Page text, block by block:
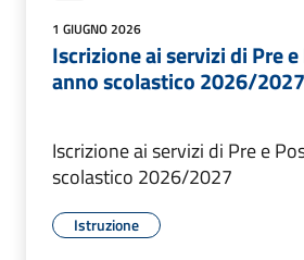
1 GIUGNO 2026
Iscrizione ai servizi di Pre
anno scolastico 2026/2027
Iscrizione ai servizi di Pre e
scolastico 2026/2027
Istruzione